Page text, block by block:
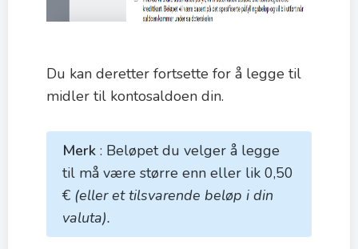
Du kan deretter fortsette for å legge til
midler til kontosaldoen din.
Merk : Beløpet du velger å legge
til må være større enn eller lik 0,50
€ (eller et tilsvarende beløp i din
valuta).